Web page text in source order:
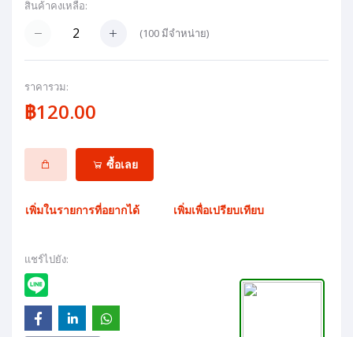
สินค้าคงเหลือ:
(100มีจำหน่าย)
ราคารวม:
฿120.00
ซื้อเลย
เพิ่มในรายการที่อยากได้ เพิ่มเพื่อเปรียบเทียบ
แชร์ไปยัง: